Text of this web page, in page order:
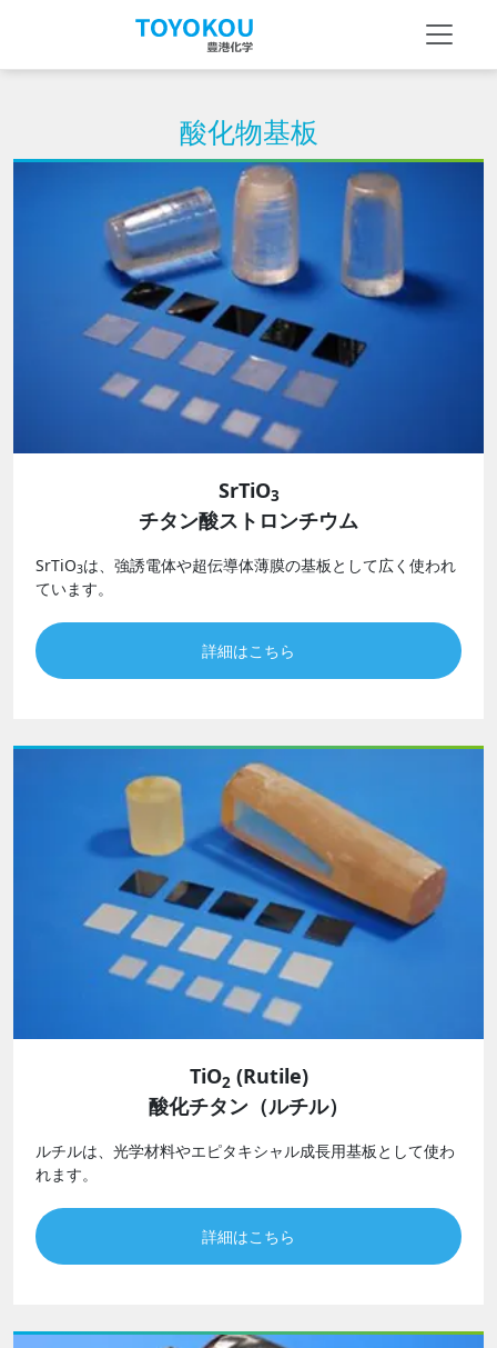
酸化物基板
SrTiO3
チタン酸ストロンチウム
SrTiO3は、強誘電体や超伝導体薄膜の基板として広く使われ
ています。
詳細はこちら
TiO2 (Rutile)
酸化チタン（ルチル）
ルチルは、光学材料やエピタキシャル成長用基板として使わ
れます。
詳細はこちら